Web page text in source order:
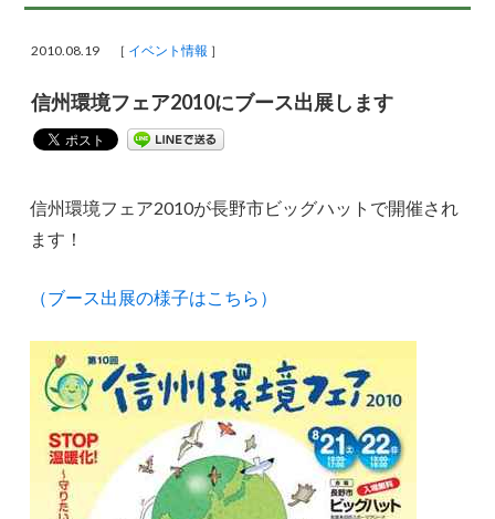
i
2010.08.19 ［ イベント情報 ］
信州環境フェア2010にブース出展します
信州環境フェア2010が長野市ビッグハットで開催され
ます！
（ブース出展の様子はこちら）